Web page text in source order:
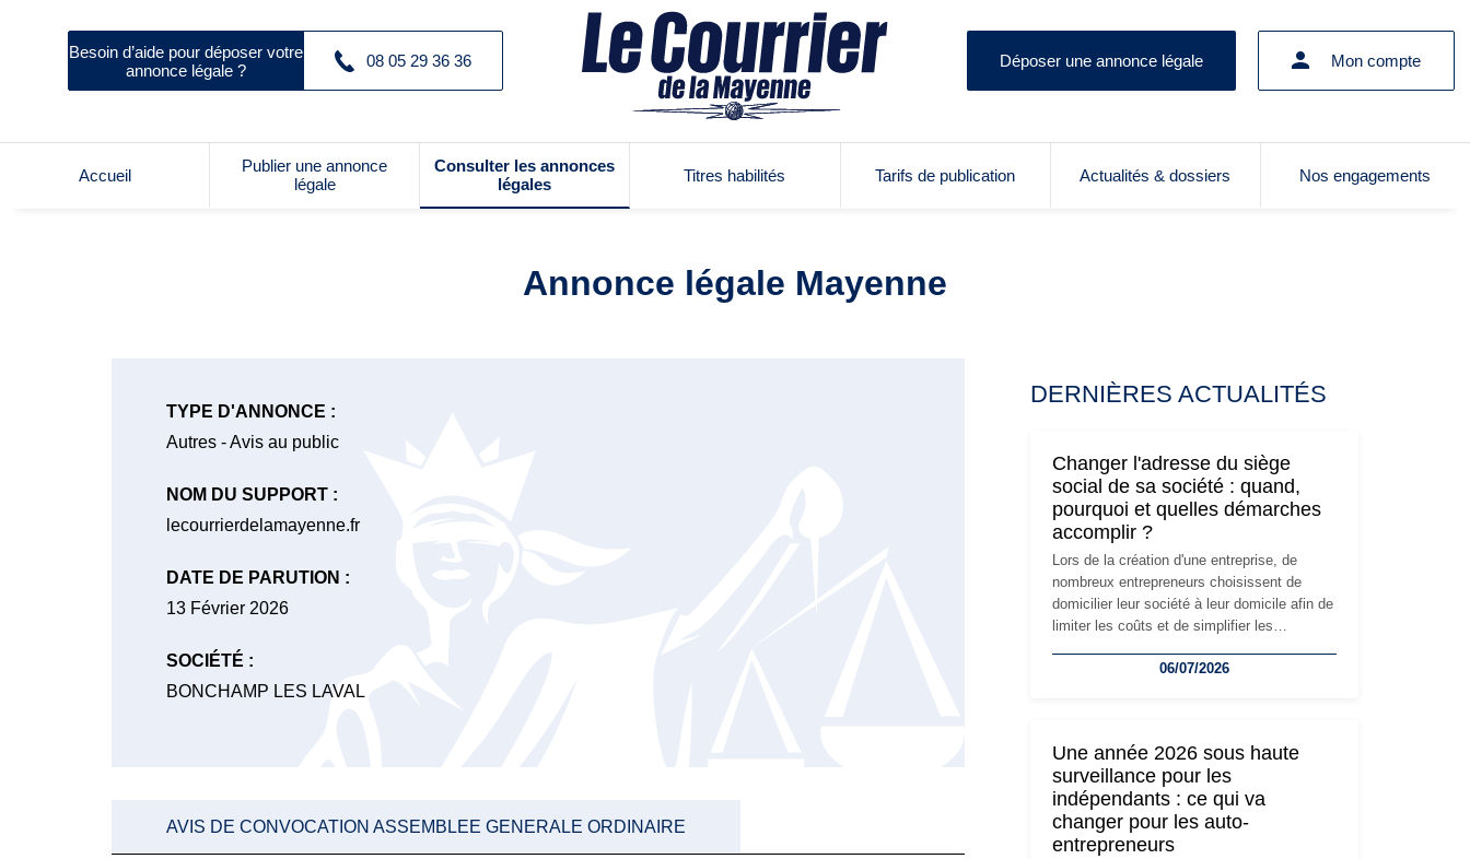
Besoin d’aide pour déposer votre
annonce légale ?
08 05 29 36 36 Déposer une annonce légale Mon compte
Accueil
Publier une annonce
légale
Consulter les annonces
légales
Titres habilités Tarifs de publication Actualités & dossiers Nos engagements
Annonce légale Mayenne
TYPE D'ANNONCE :
Autres - Avis au public
NOM DU SUPPORT :
lecourrierdelamayenne.fr
DATE DE PARUTION :
13 Février 2026
SOCIÉTÉ :
BONCHAMP LES LAVAL
AVIS DE CONVOCATION ASSEMBLEE GENERALE ORDINAIRE
DERNIÈRES ACTUALITÉS
Changer l'adresse du siège
social de sa société : quand,
pourquoi et quelles démarches
accomplir ?
Lors de la création d'une entreprise, de
nombreux entrepreneurs choisissent de
domicilier leur société à leur domicile afin de
limiter les coûts et de simplifier les
l'activité, cette solution peut rapidement
siège social répond souvent à une nouvelle
étape de la vie de l'entreprise et implique
plusieurs formalités obligatoires.
06/07/2026
Une année 2026 sous haute
surveillance pour les
indépendants : ce qui va
changer pour les auto-
entrepreneurs